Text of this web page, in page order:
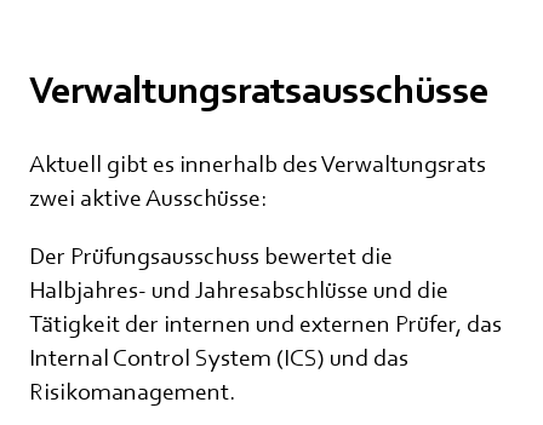
Verwaltungsratsausschüsse
Aktuell gibt es innerhalb des Verwaltungsrats
zwei aktive Ausschüsse:
Der Prüfungsausschuss bewertet die
Halbjahres- und Jahresabschlüsse und die
Tätigkeit der internen und externen Prüfer, das
Internal Control System (ICS) und das
Risikomanagement.